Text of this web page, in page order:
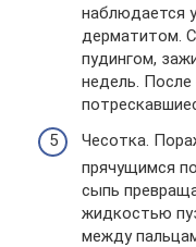
наблюдается
дерматитом.
пудингом,
недель. После
Чесотка.
прячущимся
сыпь
жидкостью
между